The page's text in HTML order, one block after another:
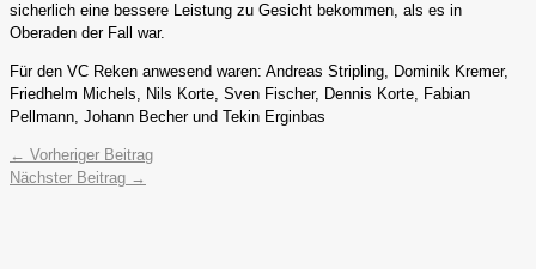
sicherlich eine bessere Leistung zu Gesicht bekommen, als es in
Oberaden der Fall war.
Für den VC Reken anwesend waren: Andreas Stripling, Dominik Kremer,
Friedhelm Michels, Nils Korte, Sven Fischer, Dennis Korte, Fabian
Pellmann, Johann Becher und Tekin Erginbas
← Vorheriger Beitrag
Nächster Beitrag →